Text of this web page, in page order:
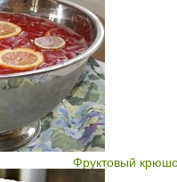
Фруктовый